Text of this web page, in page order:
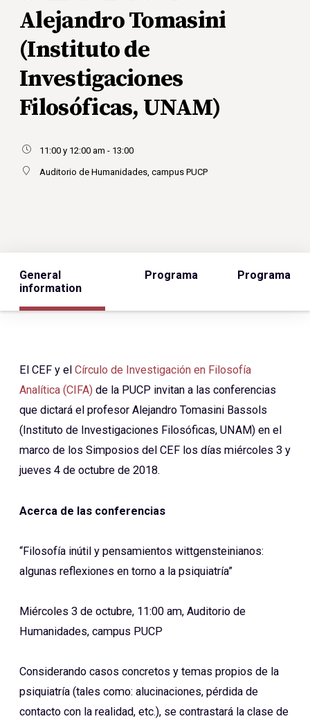
Alejandro Tomasini
(Instituto de
Investigaciones
Filosóficas, UNAM)
11:00 y 12:00 am - 13:00
Auditorio de Humanidades, campus PUCP
General
information
Programa Programa
El CEF y el Círculo de Investigación en Filosofía
Analítica (CIFA) de la PUCP invitan a las conferencias
que dictará el profesor Alejandro Tomasini Bassols
(Instituto de Investigaciones Filosóficas, UNAM) en el
marco de los Simposios del CEF los días miércoles 3 y
jueves 4 de octubre de 2018.
Acerca de las conferencias
“Filosofía inútil y pensamientos wittgensteinianos:
algunas reflexiones en torno a la psiquiatría”
Miércoles 3 de octubre, 11:00 am, Auditorio de
Humanidades, campus PUCP
Considerando casos concretos y temas propios de la
psiquiatría (tales como: alucinaciones, pérdida de
contacto con la realidad, etc.), se contrastará la clase de